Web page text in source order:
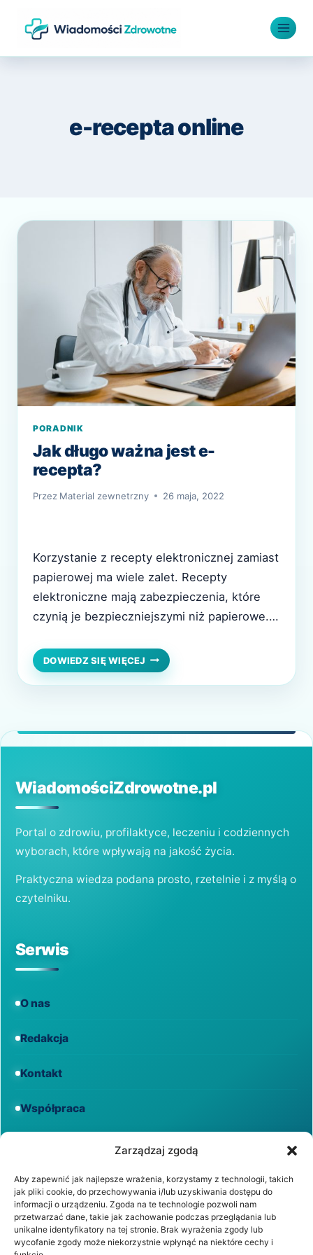
Zarządzaj zgodą
Aby zapewnić jak najlepsze wrażenia, korzystamy z technologii, takich
jak pliki cookie, do przechowywania i/lub uzyskiwania dostępu do
informacji o urządzeniu. Zgoda na te technologie pozwoli nam
przetwarzać dane, takie jak zachowanie podczas przeglądania lub
unikalne identyfikatory na tej stronie. Brak wyrażenia zgody lub
wycofanie zgody może niekorzystnie wpłynąć na niektóre cechy i
e-recepta online
PORADNIK
Jak długo ważna jest e-
recepta?
Przez Material zewnetrzny 26 maja, 2022
Korzystanie z recepty elektronicznej zamiast
papierowej ma wiele zalet. Recepty
elektroniczne mają zabezpieczenia, które
czynią je bezpieczniejszymi niż papierowe.
odwiedzał gabinet lekarski lub przychodnię,
ponieważ może po prostu umówić się na
termin realizacji? Jak zrealizować e-receptę?
DOWIEDZ SIĘ WIĘCEJ JAK
DŁUGO
WAŻNA
WiadomościZdrowotne.pl
Portal o zdrowiu, profilaktyce, leczeniu i codziennych
wyborach, które wpływają na jakość życia.
Praktyczna wiedza podana prosto, rzetelnie i z myślą o
czytelniku.
Serwis
O nas
Redakcja
Kontakt
Współpraca
Regulamin
Polityka prywatności